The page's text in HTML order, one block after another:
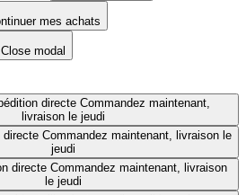
mes achats
Close modal
directe Commandez maintenant,
livraison le jeudi
directe Commandez maintenant, livraison le
jeudi
directe Commandez maintenant, livraison
le jeudi